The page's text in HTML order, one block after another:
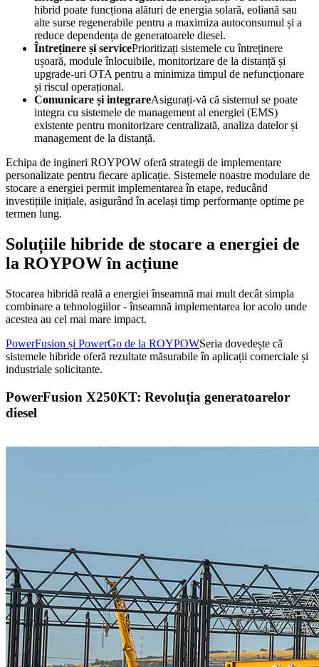
hibrid poate funcționa alături de energia solară, eoliană sau
alte surse regenerabile pentru a maximiza autoconsumul și a
reduce dependența de generatoarele diesel.
Întreținere și servicePrioritizați sistemele cu întreținere
ușoară, module înlocuibile, monitorizare de la distanță și
upgrade-uri OTA pentru a minimiza timpul de nefuncționare
și riscul operațional.
Comunicare și integrareAsigurați-vă că sistemul se poate
integra cu sistemele de management al energiei (EMS)
existente pentru monitorizare centralizată, analiza datelor și
management de la distanță.
Echipa de ingineri ROYPOW oferă strategii de implementare
personalizate pentru fiecare aplicație. Sistemele noastre modulare de
stocare a energiei permit implementarea în etape, reducând
investițiile inițiale, asigurând în același timp performanțe optime pe
termen lung.
Soluțiile hibride de stocare a energiei de
la ROYPOW în acțiune
Stocarea hibridă reală a energiei înseamnă mai mult decât simpla
combinare a tehnologiilor - înseamnă implementarea lor acolo unde
acestea au cel mai mare impact.
PowerFusion și PowerGo de la ROYPOWSeria dovedește că
sistemele hibride oferă rezultate măsurabile în aplicații comerciale și
industriale solicitante.
PowerFusion X250KT: Revoluția generatoarelor
diesel